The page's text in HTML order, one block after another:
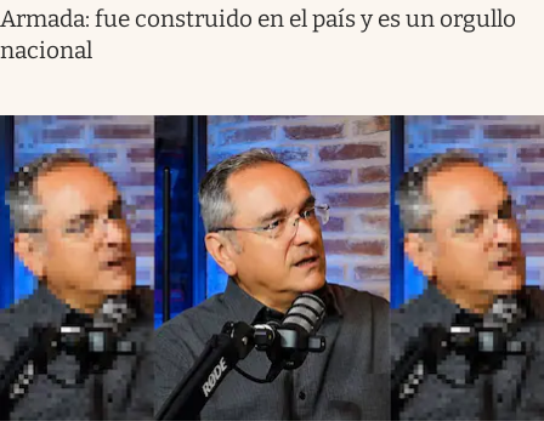
Armada: fue construido en el país y es un orgullo
nacional